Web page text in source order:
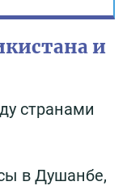
и
странами
в Душанбе,